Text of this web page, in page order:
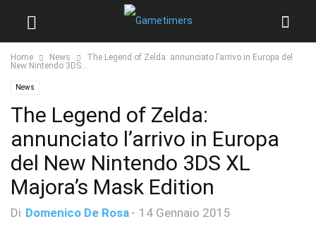
Home News
The Legend of Zelda: annunciato l’arrivo in Europa del
New Nintendo 3DS...
News
The Legend of Zelda:
annunciato l’arrivo in Europa
del New Nintendo 3DS XL
Majora’s Mask Edition
Di Domenico De Rosa - 14 Gennaio 2015